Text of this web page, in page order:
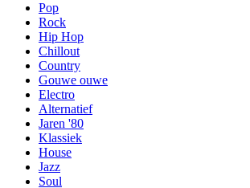
Pop
Rock
Hip Hop
Chillout
Country
Gouwe ouwe
Electro
Alternatief
Jaren '80
Klassiek
House
Jazz
Soul